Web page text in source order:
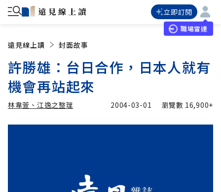
立即訂閱
職場雷達
遠見線上讀 封面故事
許勝雄：台日合作，日本人就有
機會再站起來
林韋萱、江逸之整理 2004-03-01 瀏覽數 16,900+